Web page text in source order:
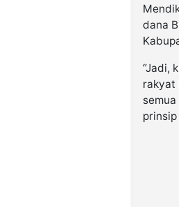
dana
“Jadi,
rakyat